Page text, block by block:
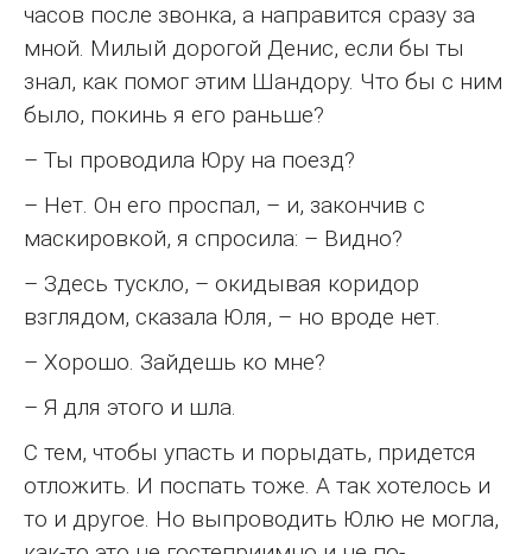
часов после звонка, а направится сразу за
мной. Милый дорогой Денис, если бы ты
знал, как помог этим Шандору. Что бы с ним
было, покинь я его раньше?
– Ты проводила Юру на поезд?
– Нет. Он его проспал, – и, закончив с
маскировкой, я спросила: – Видно?
– Здесь тускло, – окидывая коридор
взглядом, сказала Юля, – но вроде нет.
– Хорошо. Зайдешь ко мне?
– Я для этого и шла.
С тем, чтобы упасть и порыдать, придется
отложить. И поспать тоже. А так хотелось и
то и другое. Но выпроводить Юлю не могла,